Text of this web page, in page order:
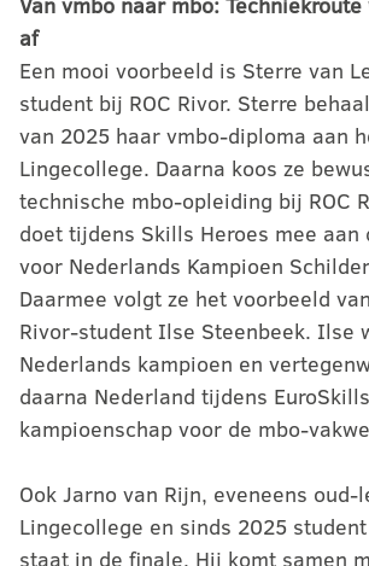
af
Een mooi voorbeeld is Sterre van
student bij ROC Rivor. Sterre
van 2025 haar vmbo-diploma aan
Lingecollege. Daarna koos ze
technische mbo-opleiding bij ROC
doet tijdens Skills Heroes mee aan
voor Nederlands Kampioen
Daarmee volgt ze het voorbeeld
Rivor-student Ilse Steenbeek. Ilse
Nederlands kampioen en
daarna Nederland tijdens
kampioenschap voor de mbo-
Ook Jarno van Rijn, eveneens
Lingecollege en sinds 2025 student
staat in de finale. Hij komt samen